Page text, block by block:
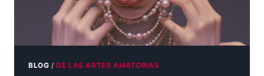
BLOG /DE LAS ARTES AMATORIAS